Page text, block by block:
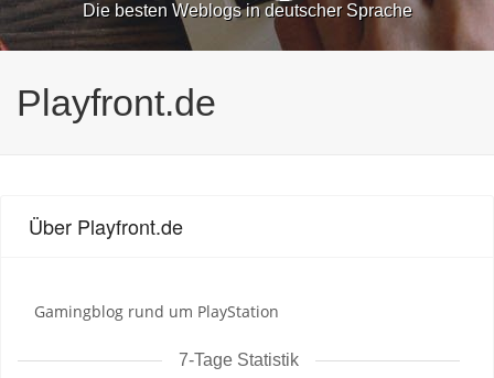
Die besten Weblogs in deutscher Sprache
Playfront.de
Über Playfront.de
Gamingblog rund um PlayStation
7-Tage Statistik